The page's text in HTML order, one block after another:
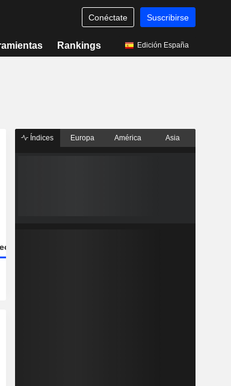
Conéctate Suscribirse
Rankings Edición España
Índices Europa América Asia